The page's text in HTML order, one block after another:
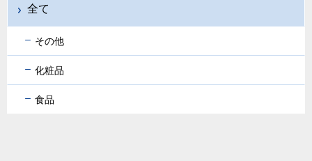
全て
その他
化粧品
食品